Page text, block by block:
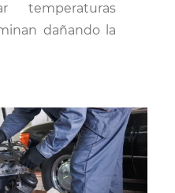
temperaturas
dañando la